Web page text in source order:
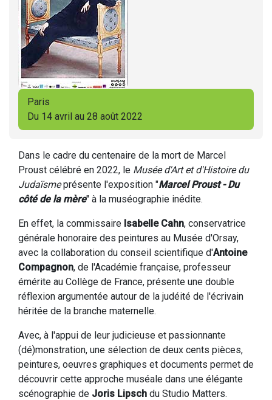
Paris
Du 14 avril au 28 août 2022
Dans le cadre du centenaire de la mort de Marcel
Proust célébré en 2022, le Musée d'Art et d'Histoire du
Judaïsmeprésente l'exposition "Marcel Proust - Du
côté de la mère" à la muséographie inédite.
En effet, la commissaire Isabelle Cahn, conservatrice
générale honoraire des peintures au Musée d'Orsay,
avec la collaboration du conseil scientifique d'Antoine
Compagnon, de l'Académie française, professeur
émérite au Collège de France, présente une double
réflexion argumentée autour de la judéité de l'écrivain
héritée de la branche maternelle.
Avec, à l'appui de leur judicieuse et passionnante
(dé)monstration, une sélection de deux cents pièces,
peintures, oeuvres graphiques et documents permet de
découvrir cette approche muséale dans une élégante
scénographie de Joris Lipsch du Studio Matters.